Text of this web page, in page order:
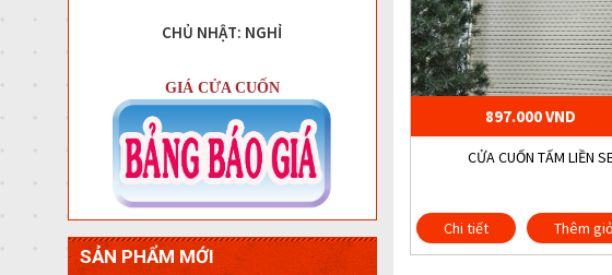
897.000 VND
CỬA CUỐN TẤM LIỀN
Chi tiết Thêm
CHỦ NHẬT: NGHỈ
GIÁ CỬA CUỐN
SẢN PHẨM MỚI